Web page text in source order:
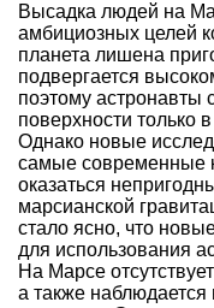
Высадка людей на
амбициозных целей
планета лишена
подвергается
поэтому астронавты
поверхности только
Однако новые
самые современные
оказаться
марсианской
стало ясно, что
для использования
На Марсе
а также